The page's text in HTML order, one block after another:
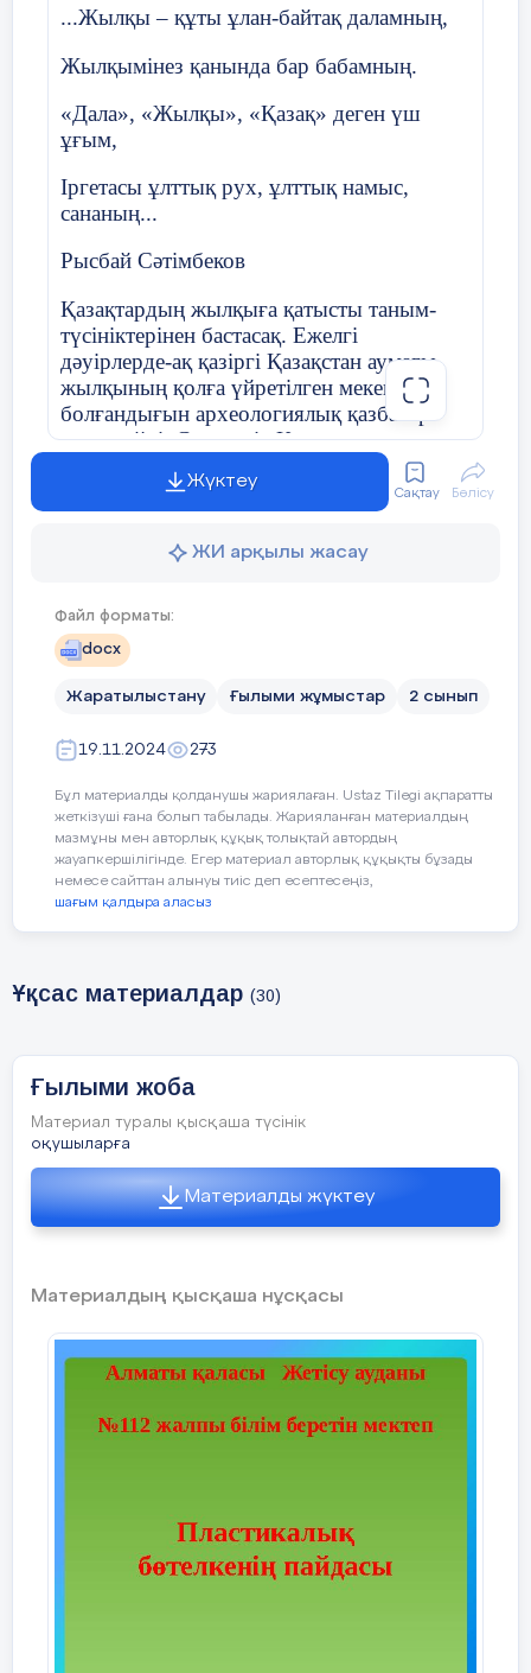
...Жылқы – құты ұлан-байтақ даламның,
Жылқымінез қанында бар бабамның.
«Дала», «Жылқы», «Қазақ» деген үш
ұғым,
Іргетасы ұлттық рух, ұлттық намыс,
сананың...
Рысбай Сәтімбеков
Қазақтардың жылқыға қатысты таным-
түсініктерінен бастасақ. Ежелгі
дәуірлерде-ақ қазіргі Қазақстан аумағы
жылқының қолға үйретілген мекені
болғандығын археологиялық қазбалар
дәлелдейді. Солтүстік Қазақстандағы
Ботай мәдениеті энеолит дәуірінде (б.з.б.
4 – 3-мыңжылдық), Арқайым
ескерткіштері орта қола дәуірінде (б.з.б.
2-мыңжылдық), Қазақстанның барлық
аймақтарынан кездесетін арий, сақ, ғұн
мыңжылдық – б.з. 2 ғ.) ежелгі
Қазақстанда жылқының қолға үйретіліп
қана қоймай, бұл малдың ерекше
қастерленіп, әдет-ғұрыптық рәсімдердің
көрсетеді.
Ғалымдар арийлерде жылқының үш түрлі
тұқымы болғанын анықтады: тауда
жүруге ыңғайлы аласа жылқы, ұзақ
Жүктеу
Сақтау Бөлісу
ЖИ арқылы жасау
Файл форматы:
docx
Жаратылыстану Ғылыми жұмыстар 2 сынып
19.11.2024 273
Бұл материалды қолданушы жариялаған. Ustaz Tilegi ақпаратты
жеткізуші ғана болып табылады. Жарияланған материалдың
мазмұны мен авторлық құқық толықтай автордың
жауапкершілігінде. Егер материал авторлық құқықты бұзады
немесе сайттан алынуы тиіс деп есептесеңіз,
шағым қалдыра аласыз
Ұқсас материалдар (30)
Ғылыми жоба
Материал туралы қысқаша түсінік
оқушыларға
Материалды жүктеу
Материалдың қысқаша нұсқасы